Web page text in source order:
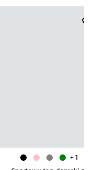
+ 1